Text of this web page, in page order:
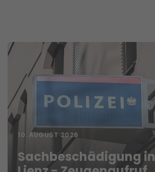
10. AUGUST 2026
Sachbeschädigung in